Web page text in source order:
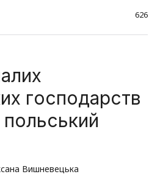
626
господарств
польський
Вишневецька